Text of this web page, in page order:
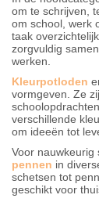
om te schrijven,
om school, werk
taak
zorgvuldig
werken.
Kleurpotloden
vormgeven. Ze
verschillende
om ideeën tot
Voor nauwkeurig
pennen in
schetsen tot
geschikt voor